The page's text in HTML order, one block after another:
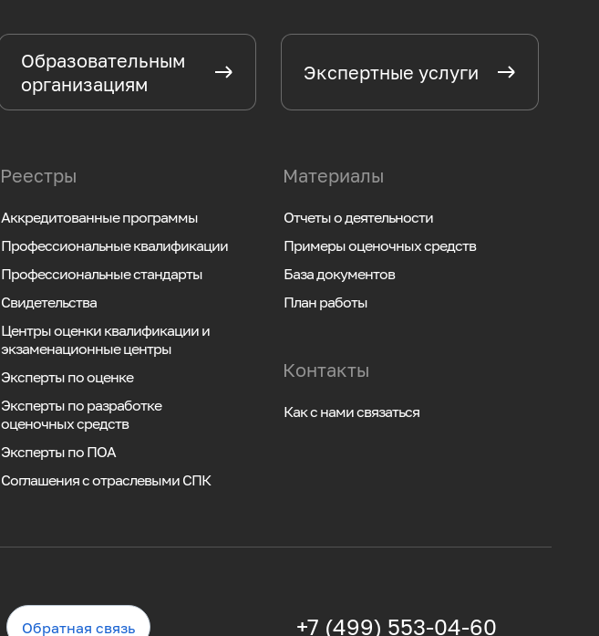
Образовательным
организациям
Экспертные услуги
Реестры
Аккредитованные программы
Профессиональные квалификации
Профессиональные стандарты
Свидетельства
Центры оценки квалификации и
экзаменационные центры
Эксперты по оценке
Эксперты по разработке
оценочных средств
Эксперты по ПОА
Соглашения с отраслевыми СПК
Материалы
Отчеты о деятельности
Примеры оценочных средств
База документов
План работы
Контакты
Как с нами связаться
Обратная связь +7 (499) 553-04-60